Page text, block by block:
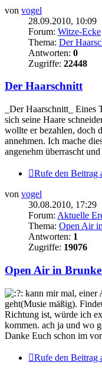
von vogel
28.09.2010, 10:09
Forum: Witze-Ecke
Thema: Der
Antworten: 0
Zugriffe: 22448
Der Haarschnitt
_Der Haarschnitt_
sich seine Haare
wollte er bezahlen, doch
annehmen. Ich mache
angenehm überrascht
Rufe den Beitrag
von vogel
30.08.2010, 17:29
Forum: Aktuelle
Thema: Open Air
Antworten: 1
Zugriffe: 19076
Open Air in
kann mir mal, einer
geht(Musie mäßig).
Richtung ist, würde ich
kommen. ach ja und wo
Danke Euch schon im
Rufe den Beitrag